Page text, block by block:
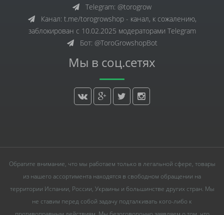
Telegram: @torogrow
Канал: t.me/torogrowshop - канал, к сожалению,
заблокирован с 10.02.2025 модераторами Telegram
Бот: @ToroGrowshopBot
Мы в соц.сетях
Обратите внимание, что мы работаем только в легальной сфере, товары
из нашего ассортимента находятся в свободном обращении на
территории Испании, России, Украины и большинстве других стран. Мы
не ставим перед собой задачу подталкивать кого-либо к